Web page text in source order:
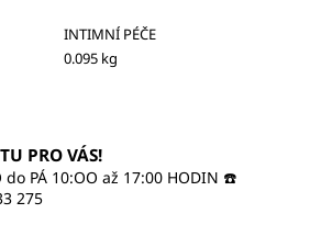
INTIMNÍ PÉČE
0.095 kg
PRO VÁS!
do PÁ 10:OO až 17:00 HODIN ☎️
275